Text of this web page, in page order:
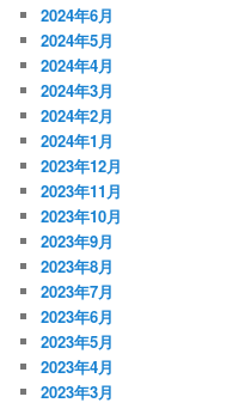
2024年6月
2024年5月
2024年4月
2024年3月
2024年2月
2024年1月
2023年12月
2023年11月
2023年10月
2023年9月
2023年8月
2023年7月
2023年6月
2023年5月
2023年4月
2023年3月